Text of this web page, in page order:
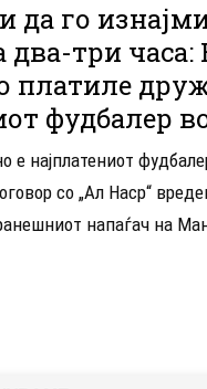
да го
два-три часа:
платиле
фудбалер
е најплатениот
со „Ал Наср“
напаѓач на